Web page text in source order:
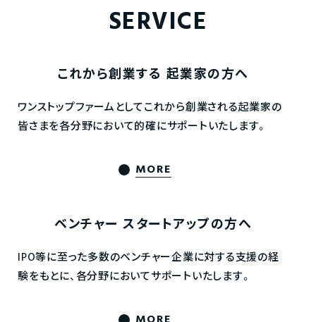
SERVICE
これから創業する 起業家の方へ
ワンストップファームとしてこれから創業される起業家の
皆さまを各分野において的確にサポートいたします。
MORE
ベンチャー スタートアップの方へ
IPO等に至った多数のベンチャー企業に対する支援の経
験をもとに、各分野においてサポートいたします。